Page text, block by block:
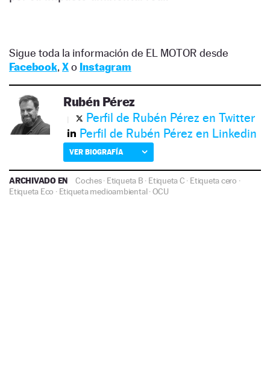
Sigue toda la información de EL MOTOR desde
Facebook, Xo Instagram
Rubén Pérez
Perfil de Rubén Pérez en Twitter
Perfil de Rubén Pérez en Linkedin
VER BIOGRAFÍA
ARCHIVADO EN Coches· Etiqueta B · Etiqueta C · Etiqueta cero ·
Etiqueta Eco · Etiqueta medioambiental·OCU